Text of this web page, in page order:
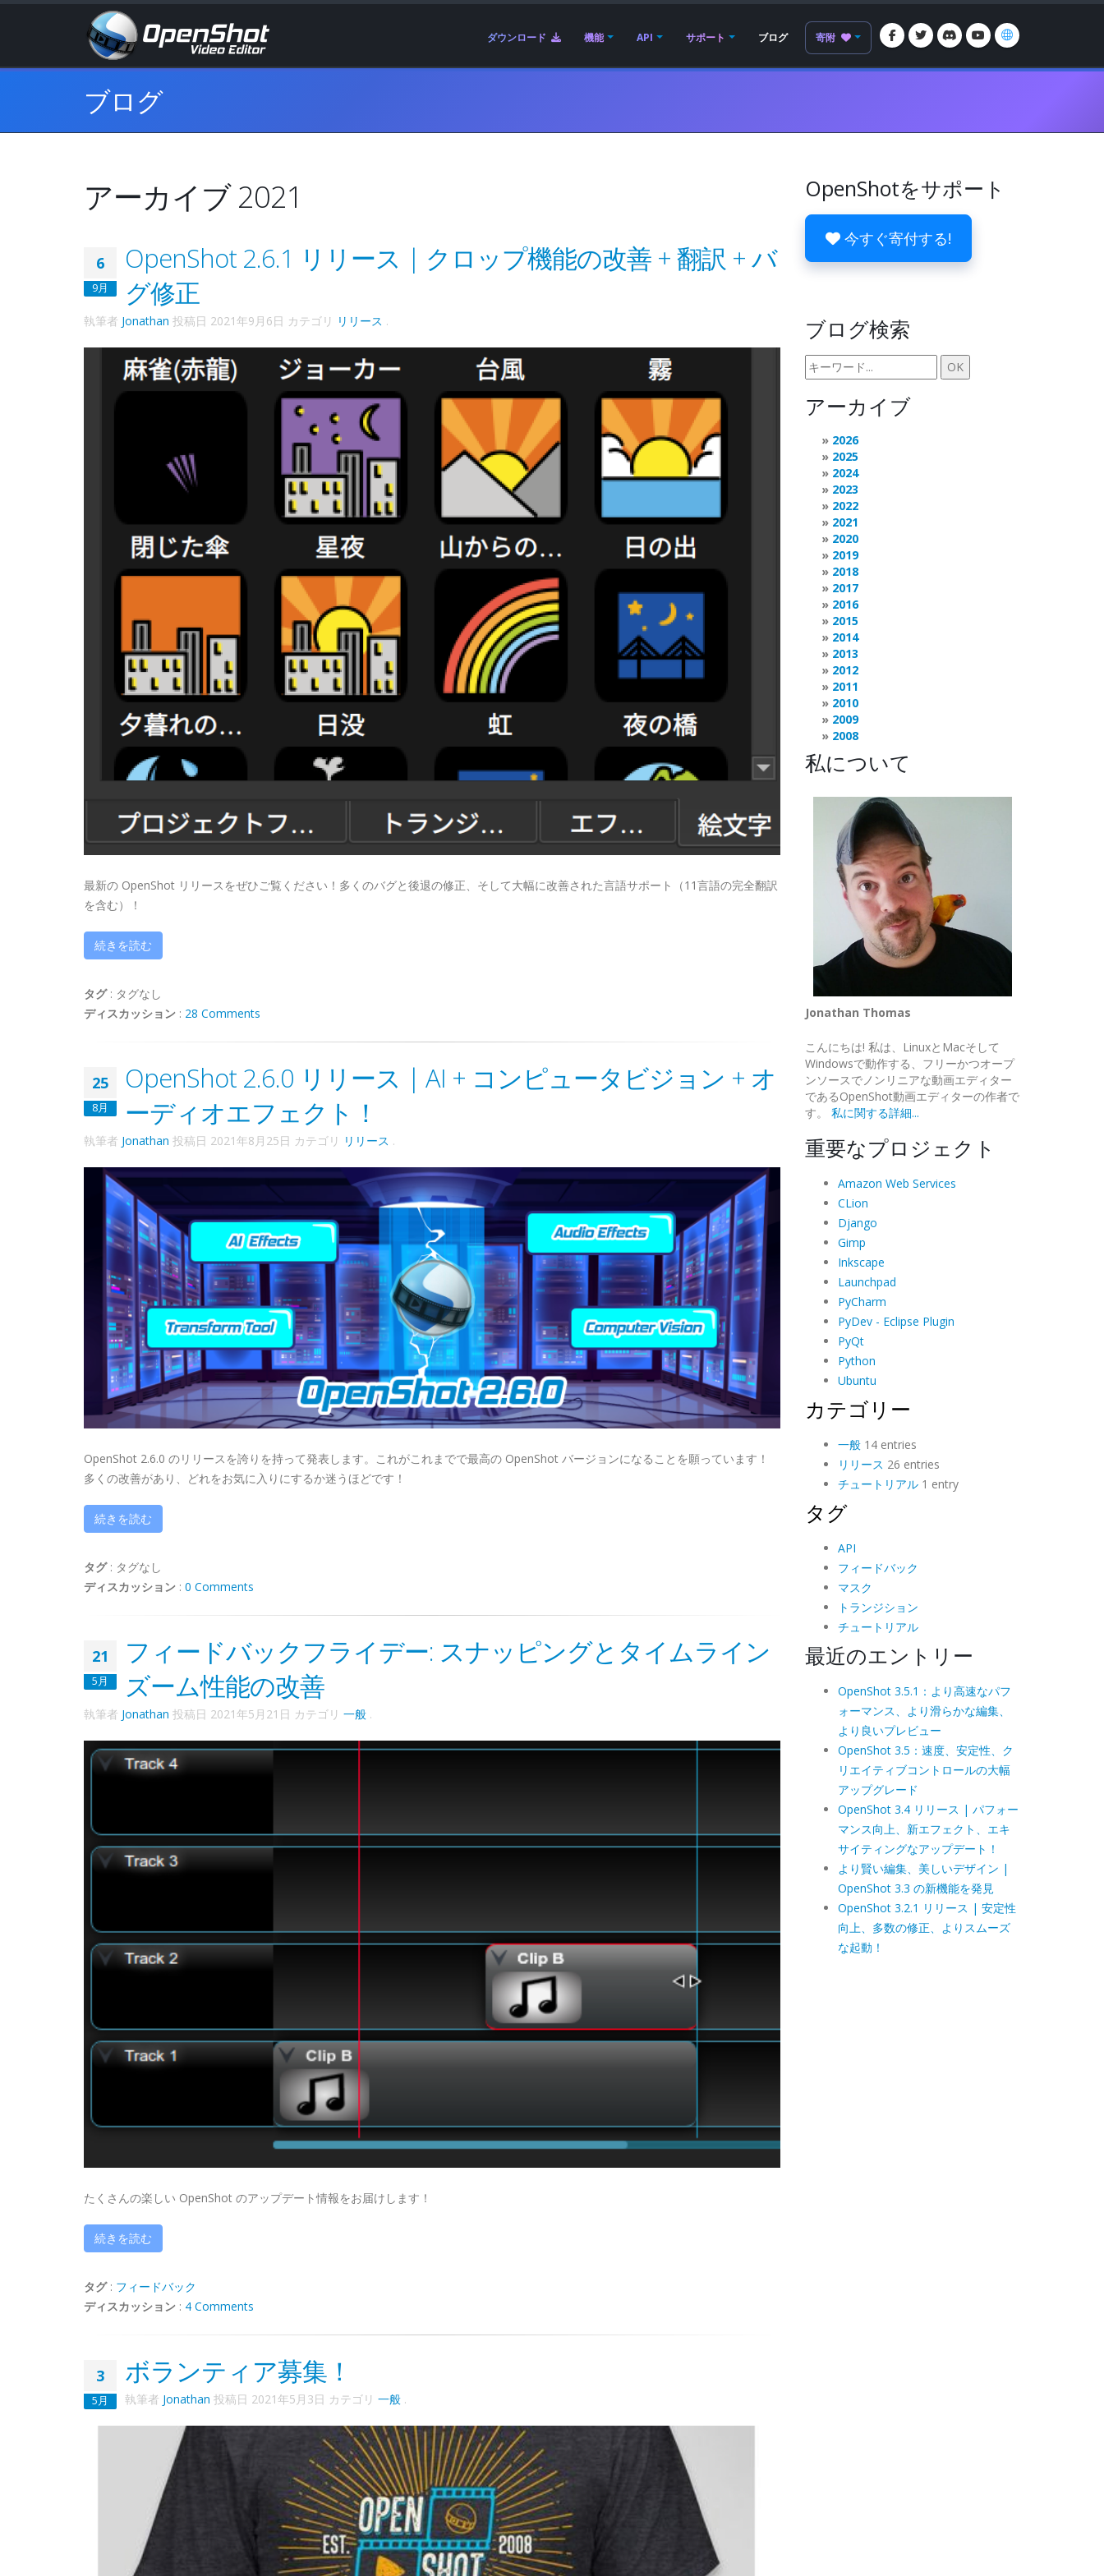
ダウンロード 機能 API サポート ブログ 寄附
ブログ
アーカイブ 2021
6
9月
OpenShot 2.6.1 リリース | クロップ機能の改善 + 翻訳 + バ
グ修正
執筆者 Jonathan 投稿日 2021年9月6日 カテゴリ リリース .
最新の OpenShot リリースをぜひご覧ください！多くのバグと後退の修正、そして大幅に改善された言語サポート（11言語の完全翻訳
を含む）！
続きを読む
タグ: タグなし
ディスカッション : 28 Comments
25
8月
OpenShot 2.6.0 リリース | AI + コンピュータビジョン + オ
ーディオエフェクト！
執筆者 Jonathan 投稿日 2021年8月25日 カテゴリ リリース .
OpenShot 2.6.0 のリリースを誇りを持って発表します。これがこれまでで最高の OpenShot バージョンになることを願っています！
多くの改善があり、どれをお気に入りにするか迷うほどです！
続きを読む
タグ: タグなし
ディスカッション : 0 Comments
21
5月
フィードバックフライデー: スナッピングとタイムライン
ズーム性能の改善
執筆者 Jonathan 投稿日 2021年5月21日 カテゴリ 一般 .
たくさんの楽しい OpenShot のアップデート情報をお届けします！
続きを読む
タグ: フィードバック
ディスカッション : 4 Comments
3
5月
ボランティア募集！
執筆者 Jonathan 投稿日 2021年5月3日 カテゴリ 一般 .
OpenShotをサポート
今すぐ寄付する!
ブログ検索
アーカイブ
2026
2025
2024
2023
2022
2021
2020
2019
2018
2017
2016
2015
2014
2013
2012
2011
2010
2009
2008
私について
Jonathan Thomas
こんにちは! 私は、LinuxとMacそして
Windowsで動作する、フリーかつオープ
ンソースでノンリニアな動画エディター
であるOpenShot動画エディターの作者で
す。 私に関する詳細...
重要なプロジェクト
Amazon Web Services
CLion
Django
Gimp
Inkscape
Launchpad
PyCharm
PyDev - Eclipse Plugin
PyQt
Python
Ubuntu
カテゴリー
一般14 entries
リリース 26 entries
チュートリアル1 entry
タグ
API
フィードバック
マスク
トランジション
チュートリアル
最近のエントリー
OpenShot 3.5.1：より高速なパフ
ォーマンス、より滑らかな編集、
より良いプレビュー
OpenShot 3.5：速度、安定性、ク
リエイティブコントロールの大幅
アップグレード
OpenShot 3.4 リリース | パフォー
マンス向上、新エフェクト、エキ
サイティングなアップデート！
より賢い編集、美しいデザイン |
OpenShot 3.3 の新機能を発見
OpenShot 3.2.1 リリース | 安定性
向上、多数の修正、よりスムーズ
な起動！